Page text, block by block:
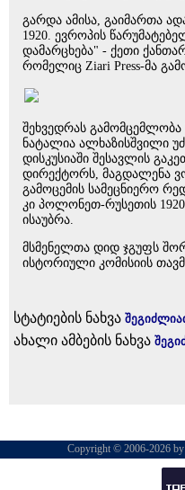
გარდა ამისა, გაიმართა
1920. ევროპის
დამარცხება" - ქეთი
რომელიც Ziari Press-მა
შეხვედრას გამომცემლობა
ნატალია ალხაზისშვილი
დისკუსიაში შესავლის
დირექტორს, მაგდალენა
გამოცემის სამეცნიერო
კი პოლონეთ-რუსეთის
ისაუბრა.
მსმენელთა დიდ ჯგუფს
ისტორიული კომისიის
სტატიების ნახვა
ახალი ამბების ნახვა
Copyright © 2006-2026 by